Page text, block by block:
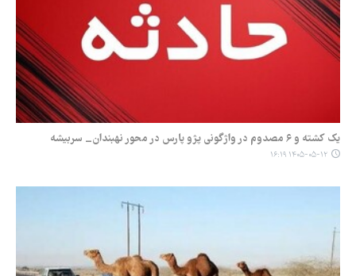
یک کشته و ۶ مصدوم در واژگونی پژو پارس در محور نهبندان_ سربیشه
۱۴۰۵-۰۵-۱۲ ۱۶:۱۹